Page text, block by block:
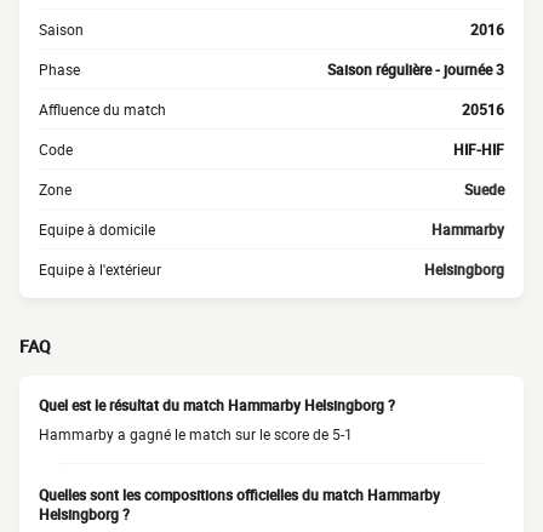
Saison 2016
Phase Saison régulière - journée 3
Affluence du match 20516
Code HIF-HIF
Zone Suede
Equipe à domicile Hammarby
Equipe à l'extérieur Helsingborg
FAQ
Quel est le résultat du match Hammarby Helsingborg ?
Hammarby a gagné le match sur le score de 5-1
Quelles sont les compositions officielles du match Hammarby
Helsingborg ?